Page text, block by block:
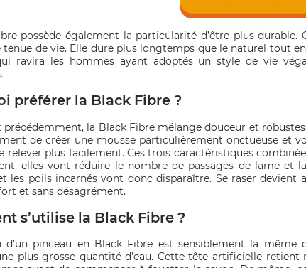
possède également la particularité d’être plus
tenue de vie. Elle dure plus longtemps que le naturel tout
ravira les hommes ayant adoptés un style de vie
préférer la Black Fibre ?
la Black Fibre mélange douceur et
de créer une mousse particulièrement onctueuse et
relever plus facilement. Ces trois caractéristiques
elles vont réduire le nombre de passages de lame et
les poils incarnés vont donc disparaître. Se raser devient
et sans désagrément.
s’utilise la Black Fibre ?
d’un pinceau en Black Fibre est sensiblement la
plus grosse quantité d’eau. Cette tête artificielle